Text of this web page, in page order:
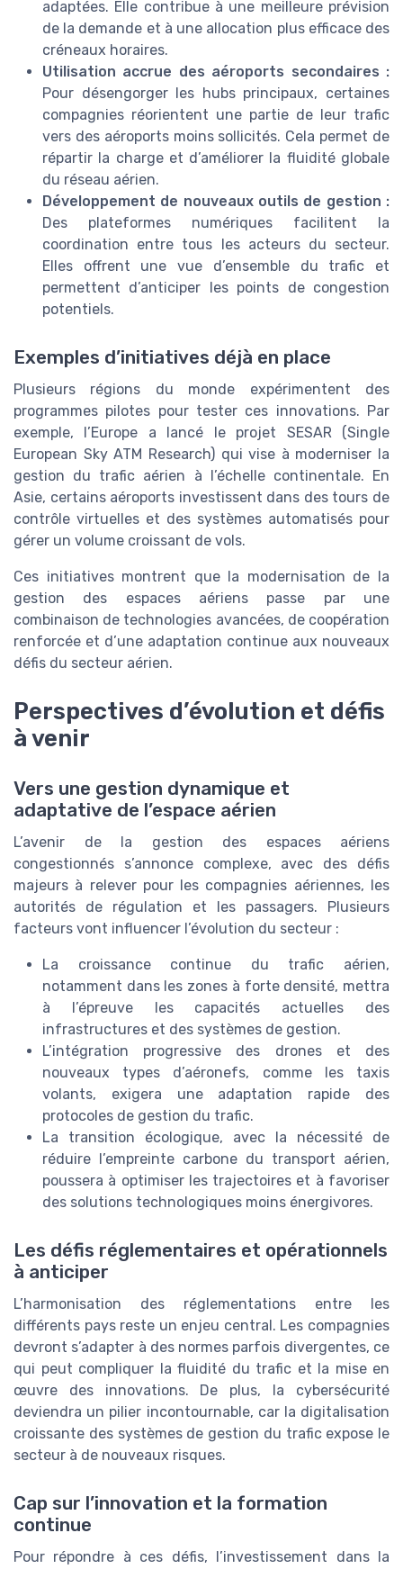
adaptées. Elle contribue à une meilleure prévision
de la demande et à une allocation plus efficace des
créneaux horaires.
Utilisation accrue des aéroports secondaires :
Pour désengorger les hubs principaux, certaines
compagnies réorientent une partie de leur trafic
vers des aéroports moins sollicités. Cela permet de
répartir la charge et d’améliorer la fluidité globale
du réseau aérien.
Développement de nouveaux outils de gestion :
Des plateformes numériques facilitent la
coordination entre tous les acteurs du secteur.
Elles offrent une vue d’ensemble du trafic et
permettent d’anticiper les points de congestion
potentiels.
Exemples d’initiatives déjà en place
Plusieurs régions du monde expérimentent des
programmes pilotes pour tester ces innovations. Par
exemple, l’Europe a lancé le projet SESAR (Single
European Sky ATM Research) qui vise à moderniser la
gestion du trafic aérien à l’échelle continentale. En
Asie, certains aéroports investissent dans des tours de
contrôle virtuelles et des systèmes automatisés pour
gérer un volume croissant de vols.
Ces initiatives montrent que la modernisation de la
gestion des espaces aériens passe par une
combinaison de technologies avancées, de coopération
renforcée et d’une adaptation continue aux nouveaux
défis du secteur aérien.
Perspectives d’évolution et défis
à venir
Vers une gestion dynamique et
adaptative de l’espace aérien
L’avenir de la gestion des espaces aériens
congestionnés s’annonce complexe, avec des défis
majeurs à relever pour les compagnies aériennes, les
autorités de régulation et les passagers. Plusieurs
facteurs vont influencer l’évolution du secteur :
La croissance continue du trafic aérien,
notamment dans les zones à forte densité, mettra
à l’épreuve les capacités actuelles des
infrastructures et des systèmes de gestion.
L’intégration progressive des drones et des
nouveaux types d’aéronefs, comme les taxis
volants, exigera une adaptation rapide des
protocoles de gestion du trafic.
La transition écologique, avec la nécessité de
réduire l’empreinte carbone du transport aérien,
poussera à optimiser les trajectoires et à favoriser
des solutions technologiques moins énergivores.
Les défis réglementaires et opérationnels
à anticiper
L’harmonisation des réglementations entre les
différents pays reste un enjeu central. Les compagnies
devront s’adapter à des normes parfois divergentes, ce
qui peut compliquer la fluidité du trafic et la mise en
œuvre des innovations. De plus, la cybersécurité
deviendra un pilier incontournable, car la digitalisation
croissante des systèmes de gestion du trafic expose le
secteur à de nouveaux risques.
Cap sur l’innovation et la formation
continue
Pour répondre à ces défis, l’investissement dans la